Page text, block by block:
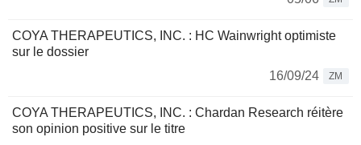
COYA THERAPEUTICS, INC. : HC Wainwright optimiste
sur le dossier
16/09/24
ZM
COYA THERAPEUTICS, INC. : Chardan Research réitère
son opinion positive sur le titre